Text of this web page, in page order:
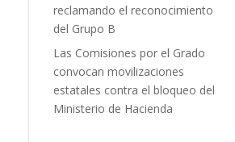
reclamando el reconocimiento
del Grupo B
Las Comisiones por el Grado
convocan movilizaciones
estatales contra el bloqueo del
Ministerio de Hacienda